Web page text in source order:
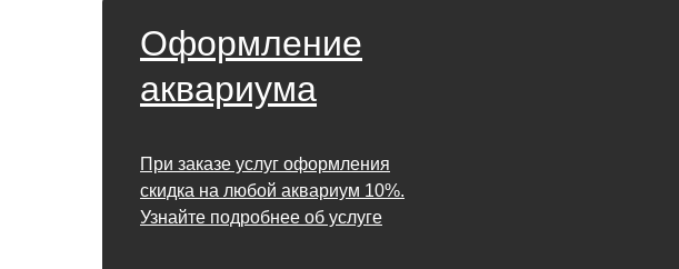
Оформление
аквариума
При заказе услуг оформления
скидка на любой аквариум 10%.
Узнайте подробнее об услуге